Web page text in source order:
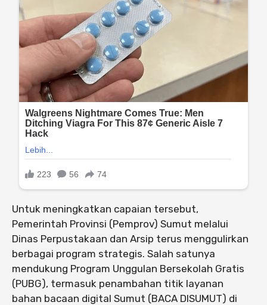
Untuk meningkatkan capaian tersebut,
Pemerintah Provinsi (Pemprov) Sumut melalui
Dinas Perpustakaan dan Arsip terus menggulirkan
berbagai program strategis. Salah satunya
mendukung Program Unggulan Bersekolah Gratis
(PUBG), termasuk penambahan titik layanan
bahan bacaan digital Sumut (BACA DISUMUT) di